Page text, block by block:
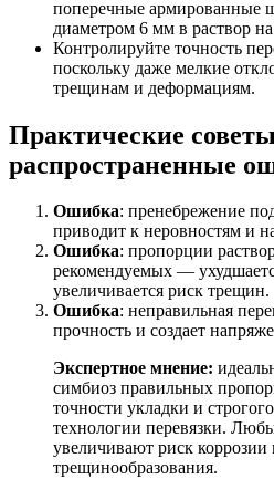
поперечные армированные
диаметром 6 мм в раствор
Контролируйте точность
поскольку даже мелкие
трещинам и деформациям.
Практические
распространенные
Ошибка: пренебрежение
приводит к неровностям и
Ошибка: пропорции
рекомендуемых —
увеличивается риск трещин.
Ошибка: неправильная
прочность и создает
Экспертное мнение:
симбиоз правильных
точности укладки и
технологии перевязки.
увеличивают риск коррозии
трещинообразования.